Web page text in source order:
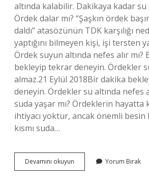
altında kalabilir. Dakikaya kadar su
Ördek dalar mı? “Şaşkın ördek
daldı” atasözünün TDK karşılığı
yaptığını bilmeyen kişi, işi tersten
Ördek suyun altında nefes alır mı?
bekleyip tekrar deneyin. Ördekler
almaz.21 Eylül 2018Bir dakika
deneyin. Ördekler su altında nefes
suda yaşar mı? Ördeklerin hayatta
ihtiyacı yoktur, ancak önemli besin
kısmı suda…
Devamını okuyun
Suya
Yorum Bırak